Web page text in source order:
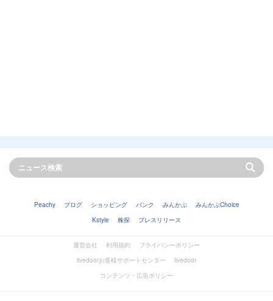
Peachy ブログ ショッピング バンク みんかぶ
みんかぶChoice
Kstyle
株探 プレスリリース
運営会社 利用規約
プライバシーポリシー
livedoorお客様サポートセンター
livedoor
コンテンツ・広告ポリシー